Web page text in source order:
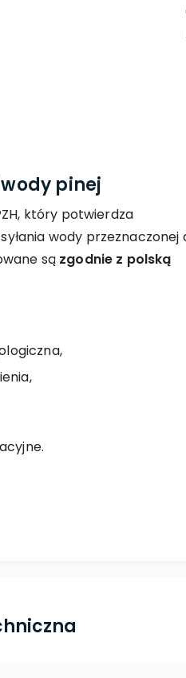
pinej
który potwierdza
wody przeznaczonej
są zgodnie z polską